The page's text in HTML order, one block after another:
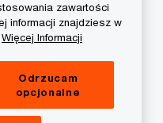
structure.
zawartości
informacji znajdziesz w
Więcej Informacji
Odrzucam
opcjonalne